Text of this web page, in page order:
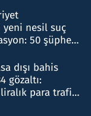
yeni nesil suç
50 şüpheli
dışı bahis
gözaltı:
para trafiği